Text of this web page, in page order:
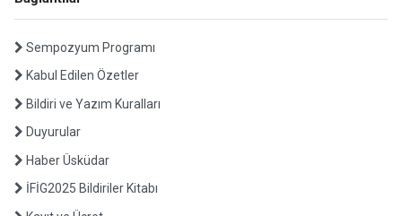
Özet Gönderimi İçin Son Tarih
Kabul Edilen Özetlerin İlanı
10 Nisan 2026
Kayıt İçin Son Tarih
30 Nisan 2026
Sempozyum Programı
Kabul Edilen Özetler
Bildiri ve Yazım Kuralları
Duyurular
Haber Üsküdar
İFİG2025 Bildiriler Kitabı